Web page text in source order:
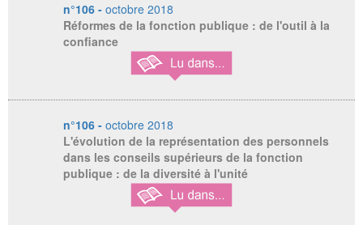
n°106 - octobre 2018
Réformes de la fonction publique : de l'outil à la
confiance
n°106 - octobre 2018
L'évolution de la représentation des personnels
dans les conseils supérieurs de la fonction
publique : de la diversité à l'unité